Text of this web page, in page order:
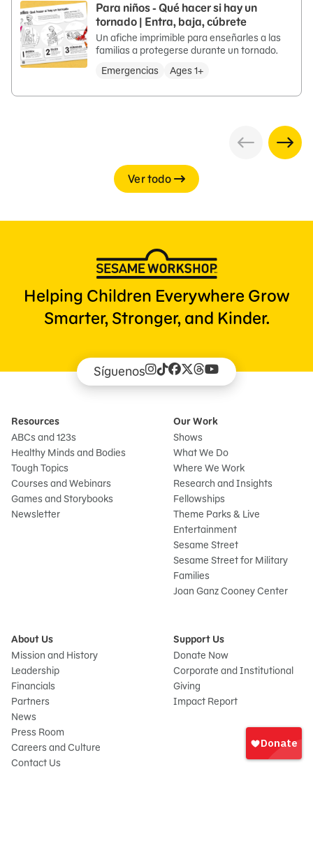
Para niños - Qué hacer si hay un
tornado | Entra, baja, cúbrete
Un afiche imprimible para enseñarles a las
familias a protegerse durante un tornado.
Emergencias
Ages 1+
Ver todo
Helping Children Everywhere Grow
Smarter, Stronger, and Kinder.
Síguenos
Resources
ABCs and 123s
Healthy Minds and Bodies
Tough Topics
Courses and Webinars
Games and Storybooks
Newsletter
Our Work
Shows
What We Do
Where We Work
Research and Insights
Fellowships
Theme Parks & Live
Entertainment
Sesame Street
Sesame Street for Military
Families
Joan Ganz Cooney Center
About Us
Mission and History
Leadership
Financials
Partners
News
Press Room
Careers and Culture
Contact Us
Support Us
Donate Now
Corporate and Institutional
Giving
Impact Report